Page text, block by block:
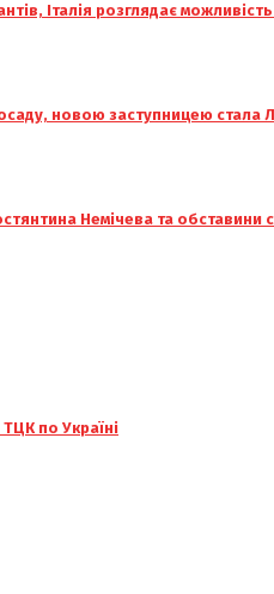
Італія розглядає
новою заступницею стала
Немічева та обставини
по Україні